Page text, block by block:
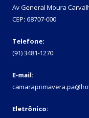
Av General Moura
CEP: 68707-000
Telefone:
(91) 3481-1270
E-mail:
Eletrônico: